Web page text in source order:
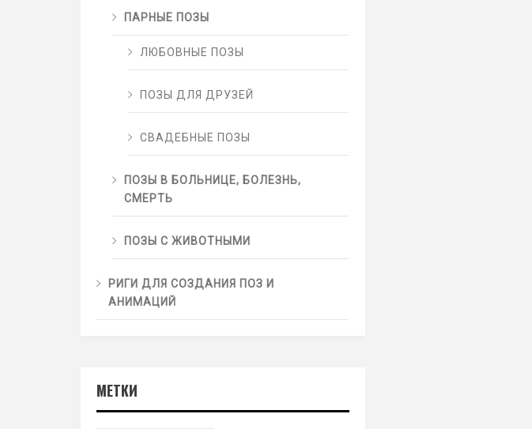
ПАРНЫЕ ПОЗЫ
ЛЮБОВНЫЕ ПОЗЫ
ПОЗЫ ДЛЯ ДРУЗЕЙ
СВАДЕБНЫЕ ПОЗЫ
ПОЗЫ В БОЛЬНИЦЕ, БОЛЕЗНЬ,
СМЕРТЬ
ПОЗЫ С ЖИВОТНЫМИ
РИГИ ДЛЯ СОЗДАНИЯ ПОЗ И
АНИМАЦИЙ
МЕТКИ